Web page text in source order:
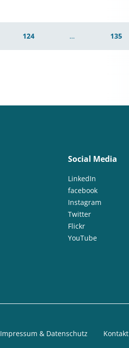
124 … 135
Social Media
LinkedIn
facebook
Instagram
Twitter
Flickr
YouTube
Impressum & Datenschutz Kontakt